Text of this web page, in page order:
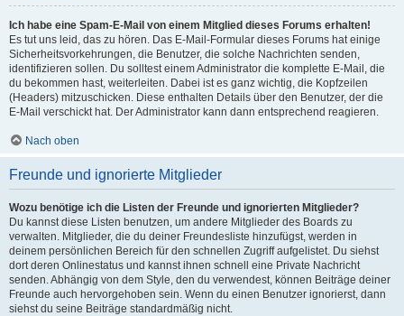
Ich habe eine Spam-E-Mail von einem Mitglied dieses Forums erhalten!
Es tut uns leid, das zu hören. Das E-Mail-Formular dieses Forums hat einige
Sicherheitsvorkehrungen, die Benutzer, die solche Nachrichten senden,
identifizieren sollen. Du solltest einem Administrator die komplette E-Mail, die
du bekommen hast, weiterleiten. Dabei ist es ganz wichtig, die Kopfzeilen
(Headers) mitzuschicken. Diese enthalten Details über den Benutzer, der die
E-Mail verschickt hat. Der Administrator kann dann entsprechend reagieren.
Nach oben
Freunde und ignorierte Mitglieder
Wozu benötige ich die Listen der Freunde und ignorierten Mitglieder?
Du kannst diese Listen benutzen, um andere Mitglieder des Boards zu
verwalten. Mitglieder, die du deiner Freundesliste hinzufügst, werden in
deinem persönlichen Bereich für den schnellen Zugriff aufgelistet. Du siehst
dort deren Onlinestatus und kannst ihnen schnell eine Private Nachricht
senden. Abhängig von dem Style, den du verwendest, können Beiträge deiner
Freunde auch hervorgehoben sein. Wenn du einen Benutzer ignorierst, dann
siehst du seine Beiträge standardmäßig nicht.